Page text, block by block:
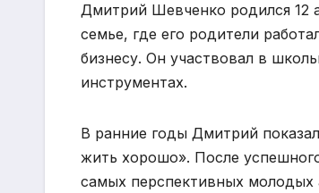
Дмитрий Шевченко родился 12
семье, где его родители
бизнесу. Он участвовал в
инструментах.
В ранние годы Дмитрий
жить хорошо». После
самых перспективных молодых